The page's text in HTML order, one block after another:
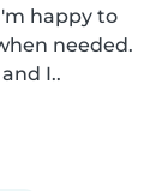
happy to
needed.
I..